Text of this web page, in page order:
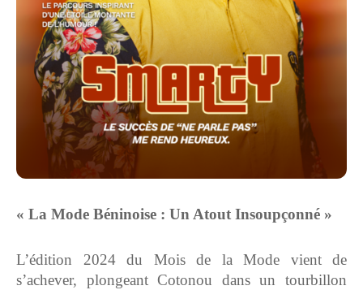
« La Mode Béninoise : Un Atout Insoupçonné »
L’édition 2024 du Mois de la Mode vient de
s’achever, plongeant Cotonou dans un tourbillon